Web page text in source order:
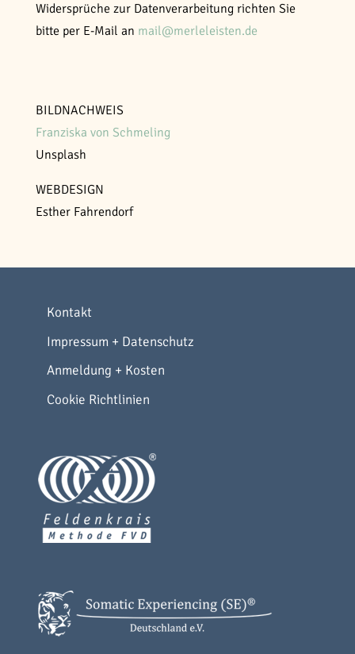
Widersprüche zur Datenverarbeitung richten Sie
bitte per E-Mail an mail@merleleisten.de
BILDNACHWEIS
Franziska von Schmeling
Unsplash
WEBDESIGN
Esther Fahrendorf
Kontakt
Impressum + Datenschutz
Anmeldung + Kosten
Cookie Richtlinien